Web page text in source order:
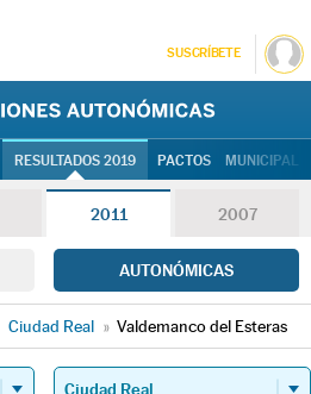
SUSCRÍBETE
RESULTADOS 2019 PACTOS
2011 2007
AUTONÓMICAS
Ciudad Real » Valdemanco del Esteras